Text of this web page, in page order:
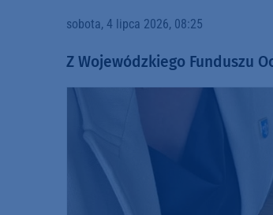
sobota, 4 lipca 2026, 08:25
Z Wojewódzkiego Funduszu